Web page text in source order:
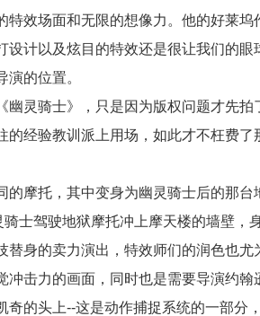
特效场面和无限的想像力。他的好莱
设计以及炫目的特效还是很让我们的
的位置。
灵骑士》，只是因为版权问题才先拍
经验教训派上用场，如此才不枉费了
摩托，其中变身为幽灵骑士后的那台
士驾驶地狱摩托冲上摩天楼的墙壁，
身的卖力演出，特效师们的润色也尤
击力的画面，同时也是需要导演约翰
奇的头上--这是动作捕捉系统的一部分